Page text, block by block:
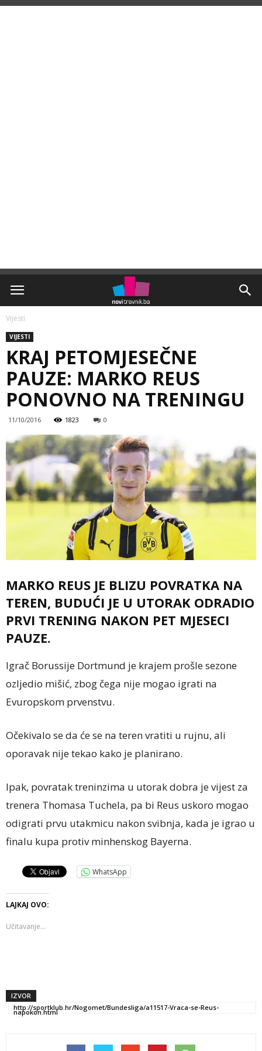
Vijesti
VIJESTI
KRAJ PETOMJESEČNE
PAUZE: MARKO REUS
PONOVNO NA TRENINGU
11/10/2016 1823 0
MARKO REUS JE BLIZU POVRATKA NA
TEREN, BUDUĆI JE U UTORAK ODRADIO
PRVI TRENING NAKON PET MJESECI
PAUZE.
Igrač Borussije Dortmund je krajem prošle sezone
ozljedio mišić, zbog čega nije mogao igrati na
Evuropskom prvenstvu.
Očekivalo se da će se na teren vratiti u rujnu, ali
oporavak nije tekao kako je planirano.
Ipak, povratak treninzima u utorak dobra je vijest za
trenera Thomasa Tuchela, pa bi Reus uskoro mogao
odigrati prvu utakmicu nakon svibnja, kada je igrao u
finalu kupa protiv minhenskog Bayerna.
WhatsApp
LAJKAJ OVO:
Učitavanje...
IZVOR
http://sportklub.hr/Nogomet/Bundesliga/a11517-Vraca-se-Reus-
napokon.html